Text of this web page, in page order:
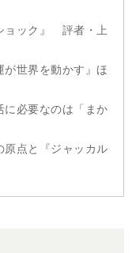
ョック』 評者・上
世界を動かす』ほ
必要なのは「まか
点と『ジャッカル